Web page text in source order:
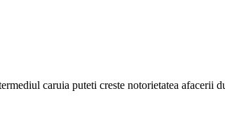
caruia puteti creste notorietatea afacerii